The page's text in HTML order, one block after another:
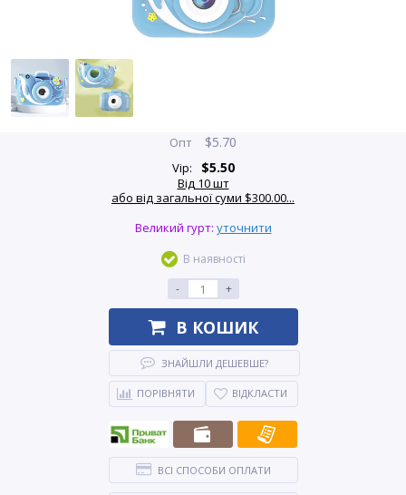
Опт $5.70
Vip: $5.50
Від 10 шт
або від загальної суми $300.00...
Великий гурт: уточнити
В наявності
-
+
В КОШИК
ЗНАЙШЛИ ДЕШЕВШЕ?
ПОРІВНЯТИ ВІДКЛАСТИ
ВСІ СПОСОБИ ОПЛАТИ